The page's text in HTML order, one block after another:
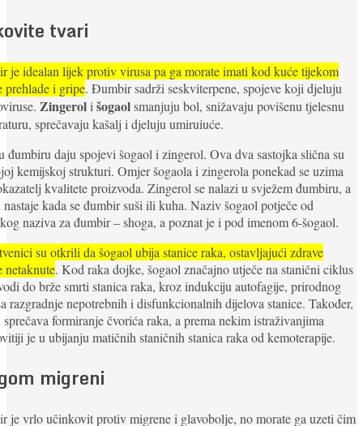
tvari
je idealan lijek protiv virusa pa ga morate imati kod kuće tijekom
prehlade i gripe. Đumbir sadrži seskviterpene, spojeve koji djeluju
Zingerolišogaolsmanjuju bol, snižavaju povišenu tjelesnu
sprečavaju kašalj i djeluju umiruiuće.
đumbiru daju spojevi šogaol i zingerol. Ova dva sastojka slična su
kemijskoj strukturi. Omjer šogaola i zingerola ponekad se uzima
kvalitete proizvoda. Zingerol se nalazi u svježem đumbiru, a
nastaje kada se đumbir suši ili kuha. Naziv šogaol potječe od
naziva za đumbir – shoga, a poznat je i pod imenom 6-šogaol.
su otkrili da šogaol ubija stanice raka, ostavljajući zdrave
netaknute. Kod raka dojke, šogaol značajno utječe na stanični ciklus
do brže smrti stanica raka, kroz indukciju autofagije, prirodnog
razgradnje nepotrebnih i disfunkcionalnih dijelova stanice. Također,
sprečava formiranje čvorića raka, a prema nekim istraživanjima
je u ubijanju matičnih staničnih stanica raka od kemoterapije.
migreni
je vrlo učinkovit protiv migrene i glavobolje, no morate ga uzeti čim